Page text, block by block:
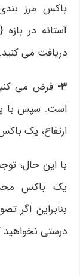
باکس مرز
دریافت می کنید.
۳-
است. سپس با
ارتفاع، یک
با این حال،
یک باکس
بنابراین اگر
درستی